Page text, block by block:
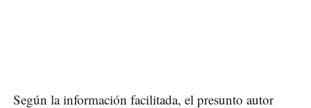
Según la información facilitada, el presunto autor